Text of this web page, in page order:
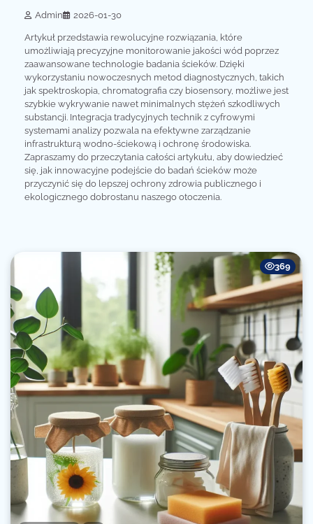
Admin 2026-01-30
Artykuł przedstawia rewolucyjne rozwiązania, które
umożliwiają precyzyjne monitorowanie jakości wód poprzez
zaawansowane technologie badania ścieków. Dzięki
wykorzystaniu nowoczesnych metod diagnostycznych, takich
jak spektroskopia, chromatografia czy biosensory, możliwe jest
szybkie wykrywanie nawet minimalnych stężeń szkodliwych
substancji. Integracja tradycyjnych technik z cyfrowymi
systemami analizy pozwala na efektywne zarządzanie
infrastrukturą wodno-ściekową i ochronę środowiska.
Zapraszamy do przeczytania całości artykułu, aby dowiedzieć
się, jak innowacyjne podejście do badań ścieków może
przyczynić się do lepszej ochrony zdrowia publicznego i
ekologicznego dobrostanu naszego otoczenia.
369